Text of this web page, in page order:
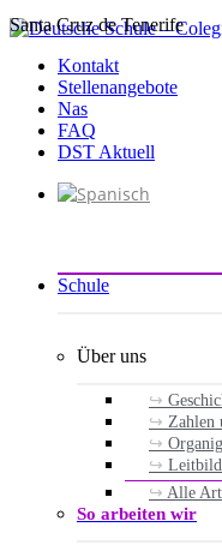
Zum
springen
Santa Cruz de Tenerife
Kontakt
Stellenangebote
Nas
FAQ
DST Aktuell
Schule
Über uns
Zahlen
Alle
So arbeiten wir